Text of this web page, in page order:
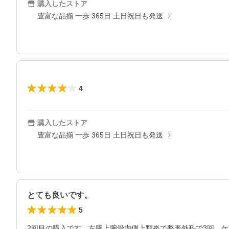
購入したストア
豊富な品揃 一歩 365日 土日祝日も発送
4
購入したストア
豊富な品揃 一歩 365日 土日祝日も発送
とても良いです。
5